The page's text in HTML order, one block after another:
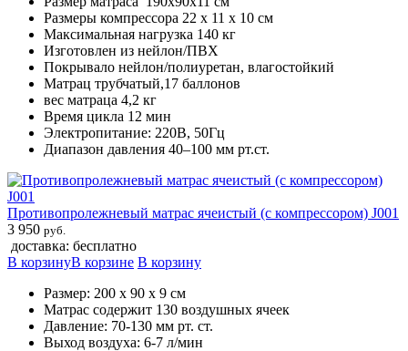
Размеры компрессора 22 х 11 х 10 см
Максимальная нагрузка 140 кг
Изготовлен из нейлон/ПВХ
Покрывало нейлон/полиуретан, влагостойкий
Матрац трубчатый,17 баллонов
вес матраца 4,2 кг
Время цикла 12 мин
Электропитание: 220В, 50Гц
Диапазон давления 40–100 мм рт.ст.
Противопролежневый матрас ячеистый (с компрессором) J001
3 950 руб.
доставка: бесплатно
В корзинуВ корзине В корзину
Размер: 200 х 90 х 9 см
Матрас содержит 130 воздушных ячеек
Давление: 70-130 мм рт. ст.
Выход воздуха: 6-7 л/мин